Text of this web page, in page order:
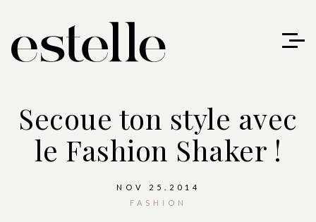
Secoue ton style avec
le Fashion Shaker !
NOV 25.2014
FASHION